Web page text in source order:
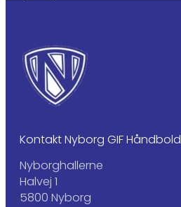
Kontakt Nyborg GIF Håndbold
Nyborghallerne
Halvej 1
5800 Nyborg